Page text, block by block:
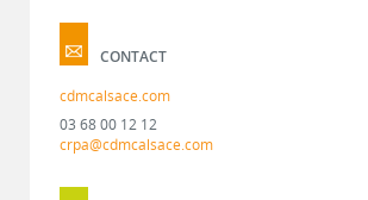
CONTACT
cdmcalsace.com
03 68 00 12 12
crpa@cdmcalsace.com